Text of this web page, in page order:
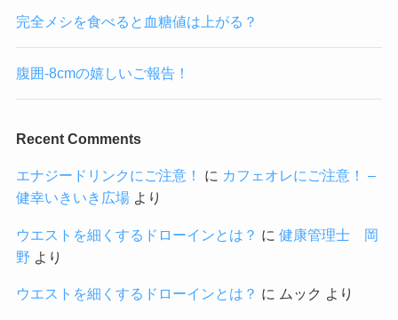
完全メシを食べると血糖値は上がる？
腹囲-8cmの嬉しいご報告！
Recent Comments
エナジードリンクにご注意！ に カフェオレにご注意！ –
健幸いきいき広場より
ウエストを細くするドローインとは？ に 健康管理士 岡
野 より
ウエストを細くするドローインとは？ に ムック より